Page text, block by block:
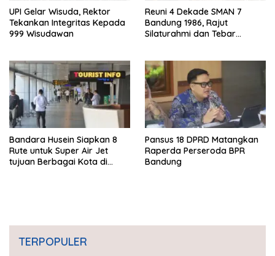
UPI Gelar Wisuda, Rektor
Tekankan Integritas Kepada
999 Wisudawan
Reuni 4 Dekade SMAN 7
Bandung 1986, Rajut
Silaturahmi dan Tebar
Bandara Husein Siapkan 8
Rute untuk Super Air Jet
tujuan Berbagai Kota di
Pansus 18 DPRD Matangkan
Raperda Perseroda BPR
Bandung
TERPOPULER